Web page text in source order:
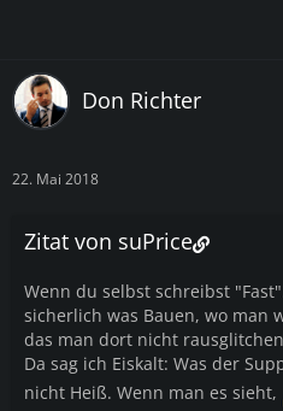
Don Richter
22. Mai 2018
Zitat von suPrice
Wenn du selbst schreibst
sicherlich was Bauen, wo man
das man dort nicht
Da sag ich Eiskalt: Was der
nicht Heiß. Wenn man es sieht,